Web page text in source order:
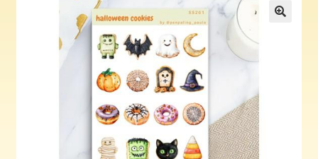
In English
Yhteystiedot
Aurinko Kustannus: kirjat
Auringon kirja- ja paperipuodit verkossa